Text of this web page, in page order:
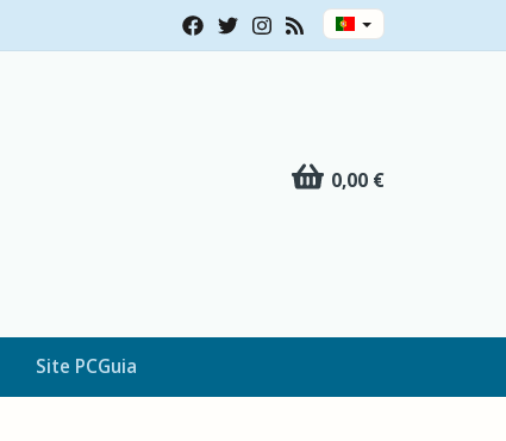
0,00 €
Site PCGuia